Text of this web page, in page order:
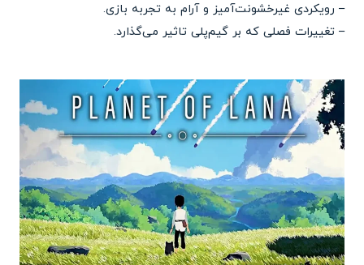
– رویکردی غیرخشونت‌آمیز و آرام به تجربه بازی.
– تغییرات فصلی که بر گیم‌پلی تاثیر می‌گذارد.